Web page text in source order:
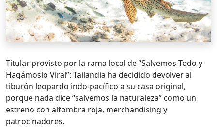
Titular provisto por la rama local de “Salvemos Todo y
Hagámoslo Viral”: Tailandia ha decidido devolver al
tiburón leopardo indo-pacífico a su casa original,
porque nada dice “salvemos la naturaleza” como un
estreno con alfombra roja, merchandising y
patrocinadores.